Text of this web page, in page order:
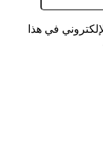
في هذا